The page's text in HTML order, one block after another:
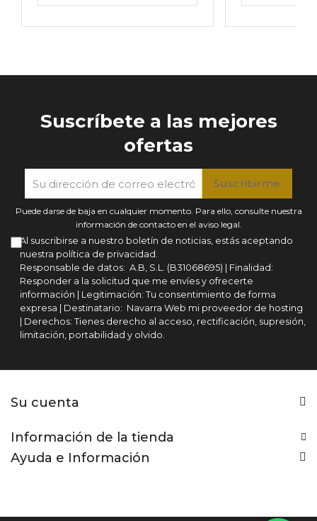
Suscríbete a las mejores
ofertas
Puede darse de baja en cualquier momento. Para ello, consulte nuestra
información de contacto en el aviso legal.
Al suscribirse a nuestro boletín de noticias, estás aceptando
nuestra política de privacidad.
Responsable de datos: A.B, S.L. (B31068695) | Finalidad:
Responder a la solicitud que me envíes y ofrecerte
información | Legitimación: Tu consentimiento de forma
expresa | Destinatario: Navarra Web mi proveedor de hosting
| Derechos: Tienes derecho al acceso, rectificación, supresión,
limitación, portabilidad y olvido.
Su cuenta
Información de la tienda
Ayuda e Información